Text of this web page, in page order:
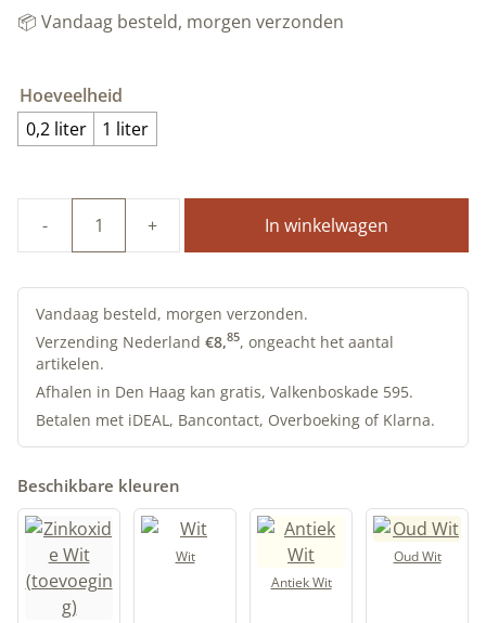
📦 Vandaag besteld, morgen verzonden
Hoeveelheid
0,2 liter
1 liter
Lijnolieverf
|
Geldersblauw
Allbäck
aantal
In winkelwagen
Vandaag besteld, morgen verzonden.
Verzending Nederland €8,85, ongeacht het aantal
artikelen.
Afhalen in Den Haag kan gratis, Valkenboskade 595.
Betalen met iDEAL, Bancontact, Overboeking of Klarna.
Beschikbare kleuren
Wit
Antiek Wit
Oud Wit